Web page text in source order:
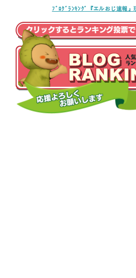
ﾌﾞﾛｸﾞﾗﾝｷﾝｸﾞ『エルおじ速報』